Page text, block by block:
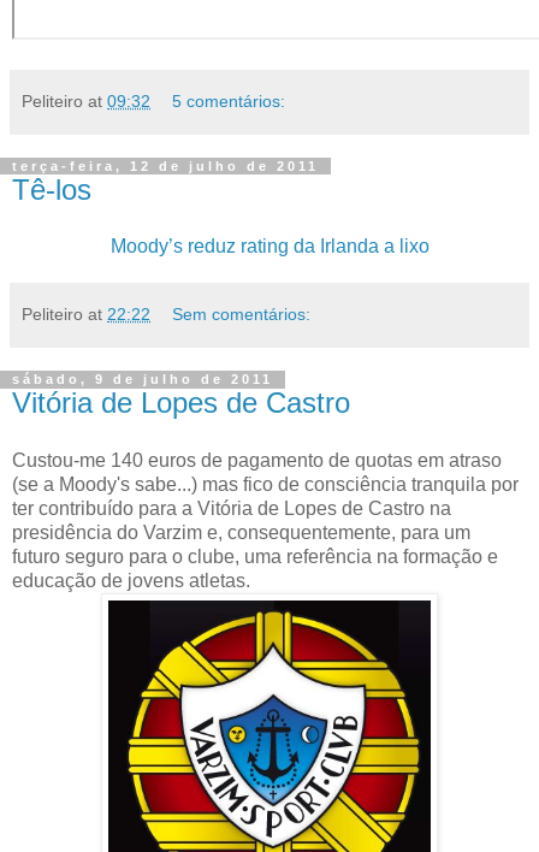
Peliteiro at 09:32 5 comentários:
terça-feira, 12 de julho de 2011
Tê-los
Moody’s reduz rating da Irlanda a lixo
Peliteiro at 22:22 Sem comentários:
sábado, 9 de julho de 2011
Vitória de Lopes de Castro
Custou-me 140 euros de pagamento de quotas em atraso
(se a Moody's sabe...) mas fico de consciência tranquila por
ter contribuído para a Vitória de Lopes de Castro na
presidência do Varzim e, consequentemente, para um
futuro seguro para o clube, uma referência na formação e
educação de jovens atletas.